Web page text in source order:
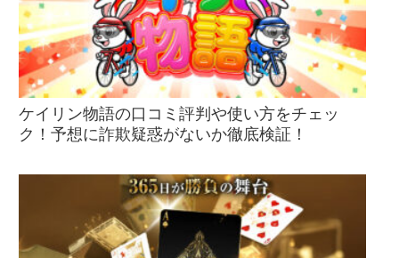
ケイリン物語の口コミ評判や使い方をチェッ
ク！予想に詐欺疑惑がないか徹底検証！